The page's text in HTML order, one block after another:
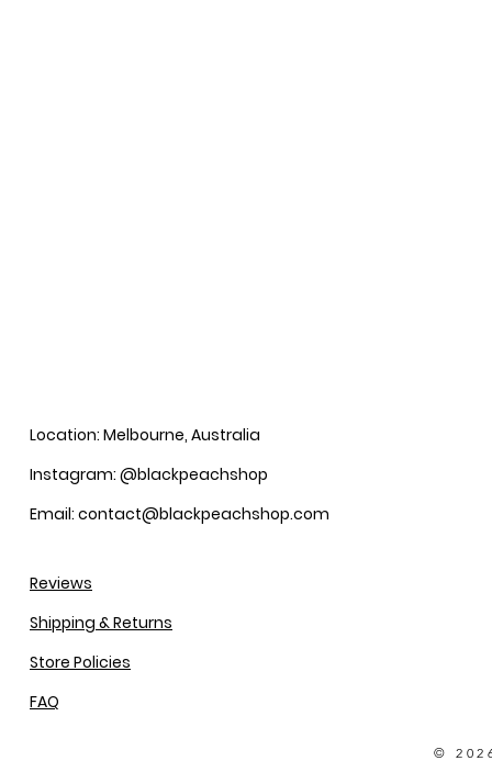
Location: Melbourne, Australia
Instagram: @blackpeachshop
Email: contact@blackpeachshop.com
Reviews
Shipping & Returns
Store Policies
FAQ
©